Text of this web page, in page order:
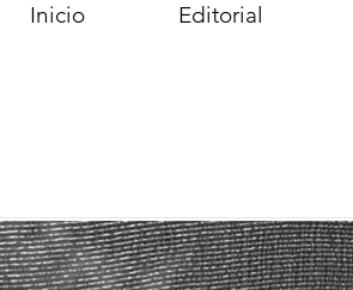
Inicio Editorial